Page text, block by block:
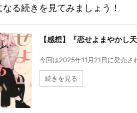
る続きを見てみましょう！
【感想】『恋せよまやかし
今回は2025年11月21日に発売さ
続きを見る